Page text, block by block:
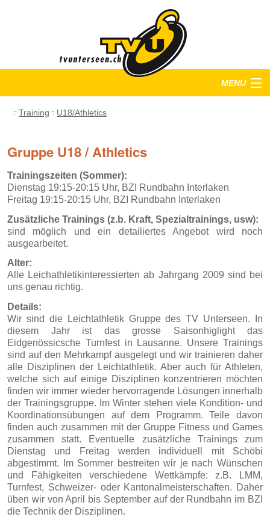
MENU
Startseite
Verein
Bilder
Training U18/Athletics
Gruppe U18 / Athletics
Trainingszeiten (Sommer):
Dienstag 19:15-20:15 Uhr, BZI Rundbahn Interlaken
Freitag 19:15-20:15 Uhr, BZI Rundbahn Interlaken
Zusätzliche Trainings (z.b. Kraft, Spezialtrainings, usw):
sind möglich und ein detailiertes Angebot wird noch
ausgearbeitet.
Alter:
Alle Leichathletikinteressierten ab Jahrgang 2009 sind bei
uns genau richtig.
Details:
Wir sind die Leichtathletik Gruppe des TV Unterseen. In
diesem Jahr ist das grosse Saisonhiglight das
Eidgenössicsche Turnfest in Lausanne. Unsere Trainings
sind auf den Mehrkampf ausgelegt und wir trainieren daher
alle Disziplinen der Leichtathletik. Aber auch für Athleten,
welche sich auf einige Disziplinen konzentrieren möchten
finden wir immer wieder hervorragende Lösungen innerhalb
der Trainingsgruppe. Im Winter stehen viele Kondition- und
Koordinationsübungen auf dem Programm. Teile davon
finden auch zusammen mit der Gruppe Fitness und Games
zusammen statt. Eventuelle zusätzliche Trainings zum
Dienstag und Freitag werden individuell mit Schöbi
abgestimmt. Im Sommer bestreiten wir je nach Wünschen
und Fähigkeiten verschiedene Wettkämpfe: z.B. LMM,
Turnfest, Schweizer- oder Kantonalmeisterschaften. Daher
üben wir von April bis September auf der Rundbahn im BZI
die Technik der Disziplinen.